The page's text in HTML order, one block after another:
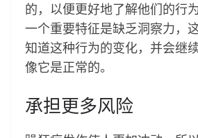
的，以便更好地了解他们的行
一个重要特征是缺乏洞察力，
知道这种行为的变化，并会继
像它是正常的。
承担更多风险